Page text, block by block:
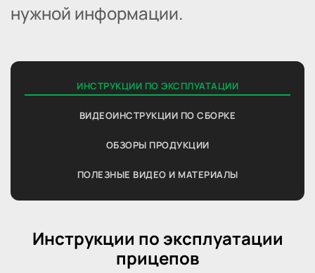
нужной информации.
ИНСТРУКЦИИ ПО ЭКСПЛУАТАЦИИ
ВИДЕОИНСТРУКЦИИ ПО СБОРКЕ
ОБЗОРЫ ПРОДУКЦИИ
ПОЛЕЗНЫЕ ВИДЕО И МАТЕРИАЛЫ
Инструкции по эксплуатации
прицепов